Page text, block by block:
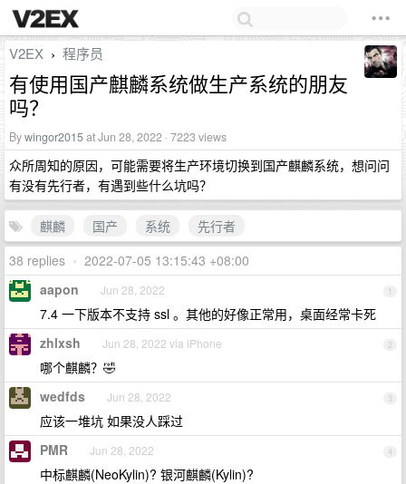
V2EX › 程序员
有使用国产麒麟系统做生产系统的朋友
吗？
Bywingor2015at Jun 28, 2022 · 7223 views
众所周知的原因，可能需要将生产环境切换到国产麒麟系统，想问问
有没有先行者，有遇到些什么坑吗？
麒麟 国产 系统
先行者
38 replies • 2022-07-05 13:15:43 +08:00
1
aapon Jun 28, 2022
7.4 一下版本不支持 ssl 。其他的好像正常用，桌面经常卡死
2
zhlxsh Jun 28, 2022 via iPhone
哪个麒麟？🤣
3
wedfds Jun 28, 2022
应该一堆坑 如果没人踩过
4
PMR Jun 28, 2022
中标麒麟(NeoKylin)? 银河麒麟(Kylin)?